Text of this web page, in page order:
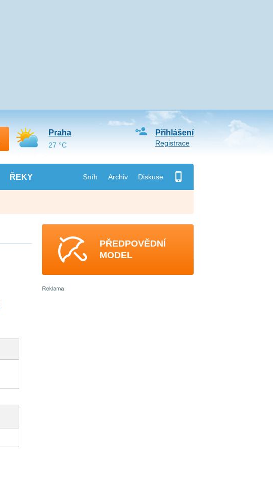
ŘEKY Sníh Archiv Diskuse
Přihlášení
Registrace
Praha
27 °C
PŘEDPOVĚDNÍ
MODEL